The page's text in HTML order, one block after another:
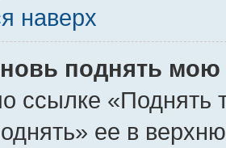
наверх
поднять мою
ссылке «Поднять
ее в